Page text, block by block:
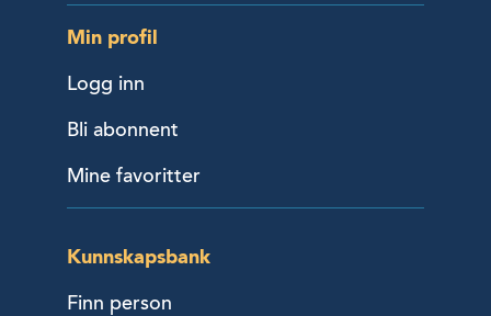
Min profil
Logg inn
Bli abonnent
Mine favoritter
Kunnskapsbank
Finn person